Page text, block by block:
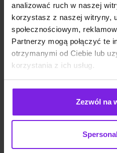
analizować ruch w naszej
korzystasz z naszej witryny,
społecznościowym,
Partnerzy mogą połączyć te
otrzymanymi od Ciebie lub
korzystania z ich usług.
Zezwól na